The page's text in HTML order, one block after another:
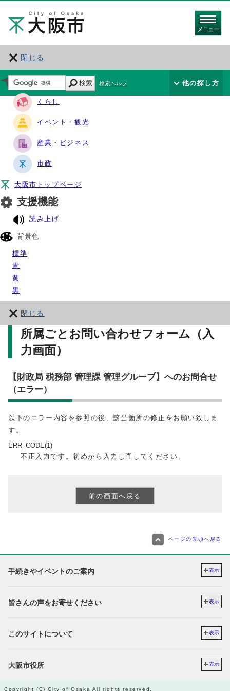
メニュー
閉じる
サイト・ナビ
くらし
イベント・観光
産業・ビジネス
市政
大阪市トップページ
支援機能
読み上げ
背景色
標準
青
黄
黒
閉じる
検索 検索ヘルプ 他の探し方
所属ごとお問い合わせフォーム（入
力画面）
【財政局 税務部 管理課 管理グループ】へのお問合せ
（エラー）
以下のエラー内容を参照の後、該当箇所の修正をお願い致しま
す。
ERR_CODE(1)
不正入力です。初めから入力し直してください。
ページの先頭へ戻る
手続きやイベントのご案内 表示
皆さんの声をお寄せください 表示
このサイトについて 表示
大阪市役所 表示
Copyright (C) City of Osaka All rights reserved.